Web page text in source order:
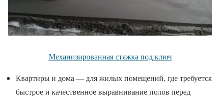
Механизированная стяжка под ключ
Квартиры и дома — для жилых помещений, где требуется
быстрое и качественное выравнивание полов перед